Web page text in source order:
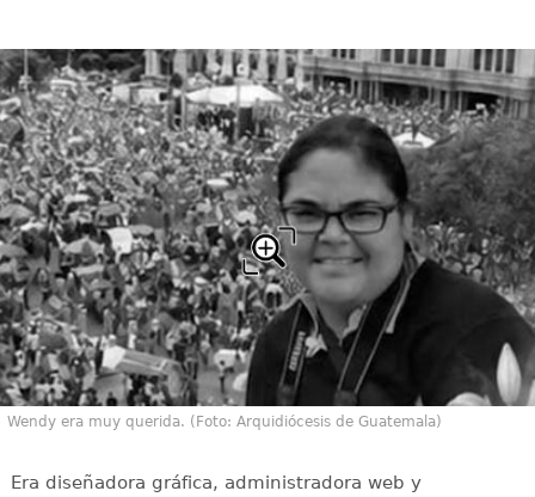
Wendy era muy querida. (Foto: Arquidiócesis de Guatemala)
Era diseñadora gráfica, administradora web y